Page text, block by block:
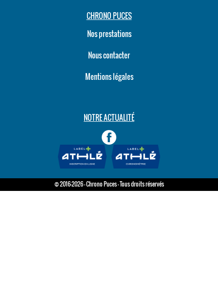
CHRONO PUCES
Nos prestations
Nous contacter
Mentions légales
NOTRE ACTUALITÉ
© 2016-2026 - Chrono Puces - Tous droits réservés